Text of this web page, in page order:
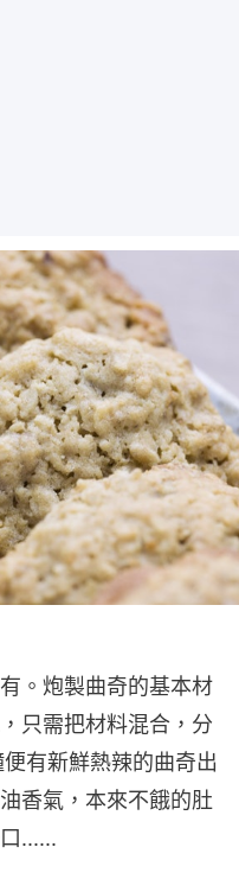
。炮製曲奇的基本材
只需把材料混合，分
有新鮮熱辣的曲奇出
香氣，本來不餓的肚
......